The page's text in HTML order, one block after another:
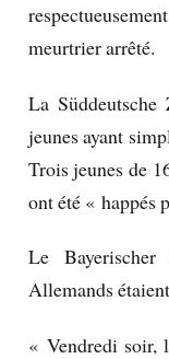
meurtrier arrêté.
La Süddeutsche
jeunes ayant
Trois jeunes de
ont été « happés
Le
Allemands
« Vendredi soir,